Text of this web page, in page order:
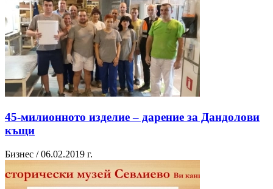
45-милионното изделие – дарение за Дандолови
къщи
Бизнес / 06.02.2019 г.